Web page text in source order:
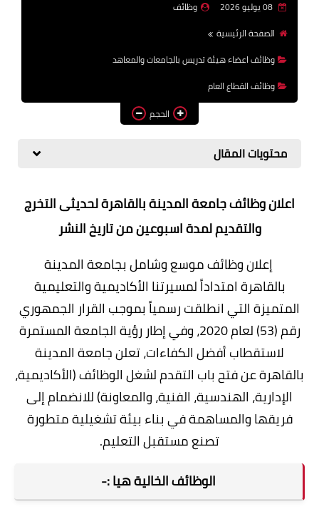
اخبار
08 يوليو 2026
وظائف
الصفحة الرئيسية
وظائف اعضاء هيئة تدريس بالجامعات والمعاهد
وظائف القطاع العام
الحجم
محتويات المقال
اعلان وظائف جامعة المدينة بالقاهرة لحديثى التخرج
والتقديم لمدة اسبوعين من تاريخ النشر
إعلان وظائف موسع وشامل بجامعة المدينة
بالقاهرة امتداداً لمسيرتنا الأكاديمية والتعليمية
المتميزة التي انطلقت رسمياً بموجب القرار الجمهوري
رقم (53) لعام 2020، وفي إطار رؤية الجامعة المستمرة
لاستقطاب أفضل الكفاءات، تعلن جامعة المدينة
بالقاهرة عن فتح باب التقدم لشغل الوظائف (الأكاديمية،
الإدارية، الهندسية، الفنية، والمعاونة) للانضمام إلى
فريقها والمساهمة في بناء بيئة تشغيلية متطورة
تصنع مستقبل التعليم.
الوظائف الخالية هيا :-